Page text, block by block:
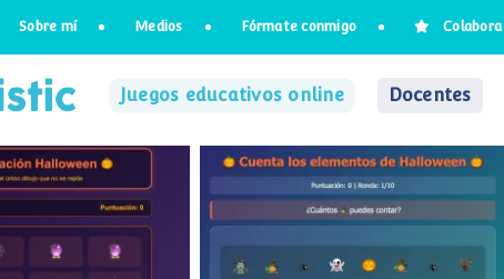
Sobre mí Medios Fórmate conmigo Colabora
Juegos educativos online Docentes
Halloween Cuenta en Halloween